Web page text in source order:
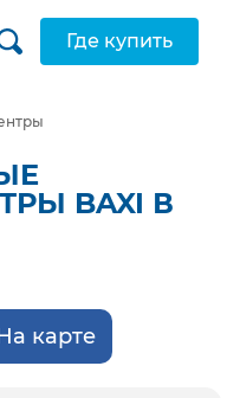
Где купить
BAXI В
карте